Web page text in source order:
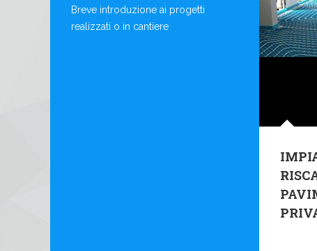
Breve introduzione ai progetti
realizzati o in cantiere